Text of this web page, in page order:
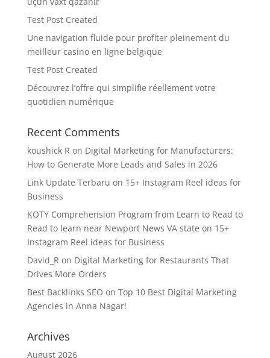
Test Post Created
Une navigation fluide pour profiter pleinement du
meilleur casino en ligne belgique
Test Post Created
Découvrez l’offre qui simplifie réellement votre
quotidien numérique
Recent Comments
koushick R on Digital Marketing for Manufacturers:
How to Generate More Leads and Sales in 2026
Link Update Terbaru on 15+ Instagram Reel ideas for
Business
KOTY Comprehension Program from Learn to Read to
Read to learn near Newport News VA state on 15+
Instagram Reel ideas for Business
David_R on Digital Marketing for Restaurants That
Drives More Orders
Best Backlinks SEO on Top 10 Best Digital Marketing
Agencies in Anna Nagar!
Archives
August 2026